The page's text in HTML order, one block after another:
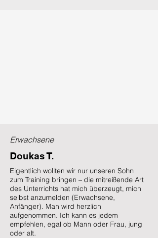
Erwachsene
Doukas T.
Eigentlich wollten wir nur unseren Sohn
zum Training bringen – die mitreißende Art
des Unterrichts hat mich überzeugt, mich
selbst anzumelden (Erwachsene,
Anfänger). Man wird herzlich
aufgenommen. Ich kann es jedem
empfehlen, egal ob Mann oder Frau, jung
oder alt.